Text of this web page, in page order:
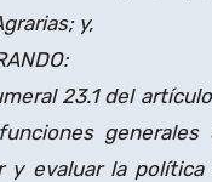
y,
23.1 del
generales
y evaluar la